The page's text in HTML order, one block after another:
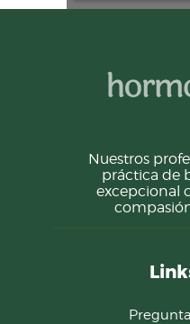
Nuestros
práctica de
excepcional